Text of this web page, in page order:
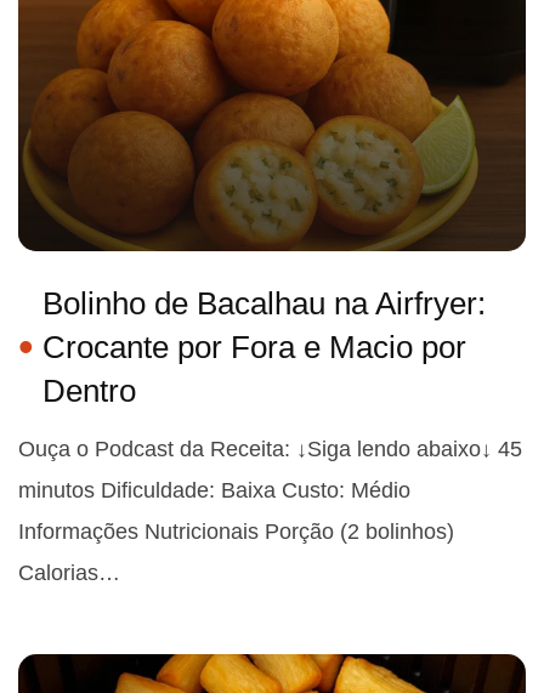
Bolinho de Bacalhau na Airfryer:
Crocante por Fora e Macio por
Dentro
Ouça o Podcast da Receita: ↓Siga lendo abaixo↓ 45
minutos Dificuldade: Baixa Custo: Médio
Informações Nutricionais Porção (2 bolinhos)
Calorias…